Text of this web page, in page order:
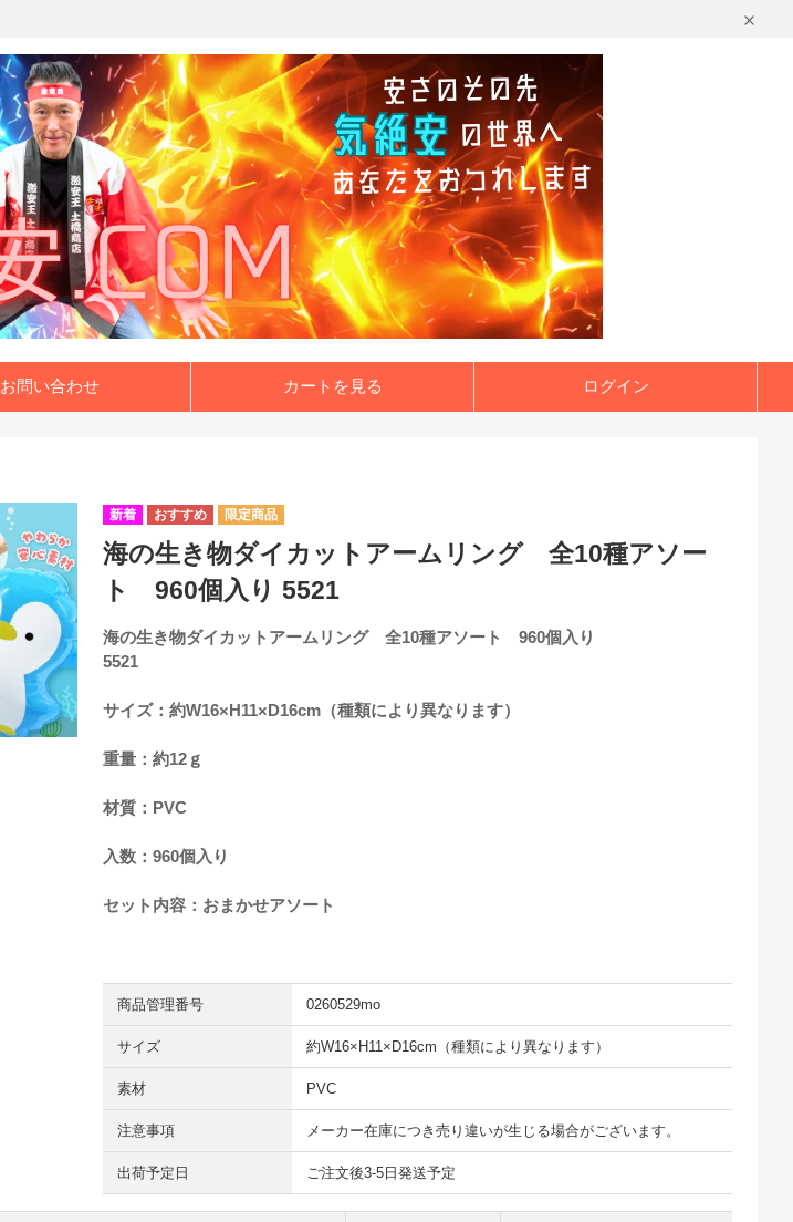
お問い合わせ カートを見る ログイン
海の生き物ダイカットアームリング 全10種アソー
ト 960個入り 5521
海の生き物ダイカットアームリング 全10種アソート 960個入り
5521
サイズ：約W16×H11×D16cm（種類により異なります）
重量：約12ｇ
材質：PVC
入数：960個入り
セット内容：おまかせアソート
商品管理番号 0260529mo
サイズ 約W16×H11×D16cm（種類により異なります）
素材 PVC
注意事項 メーカー在庫につき売り違いが生じる場合がございます。
出荷予定日 ご注文後3-5日発送予定